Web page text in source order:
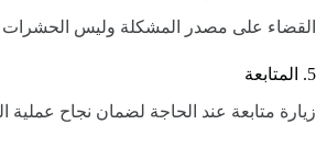
القضاء على مصدر المشكلة وليس
5. المتابعة
زيارة متابعة عند الحاجة لضمان نجاح عملية